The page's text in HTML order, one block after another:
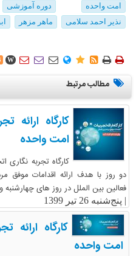
امت واحده دوره آموزشی
نذیر احمد سلامی
ماهر مزهر
W        
مطالب مرتبط
کارگاه ارائه
امت واحده
کارگاه تجربه نگاری
دو روز با هدف ارائه اقدامات موفق
فعالین بین الملل در روز های چهارشنبه و
| پنج‌شنبه 26 تیر 1399
کارگاه ارائه
امت واحده